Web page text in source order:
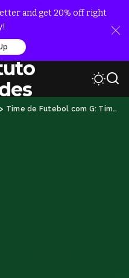
and get 20% off right
> Time de Futebol com G: Times Famosos e Pouco Conhecidos com a Letra G